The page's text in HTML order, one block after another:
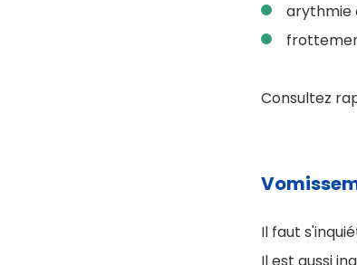
arythmie
Consultez
Il faut